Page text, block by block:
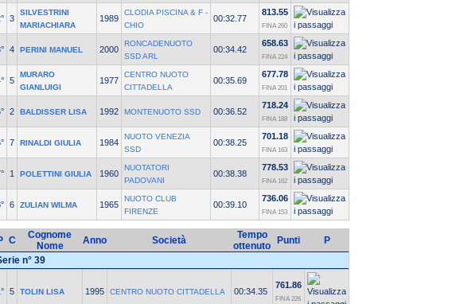
3
SILVESTRINI
MARIACHIARA
1989
CLODIA PISCINA & F -
CHIO
00:32.77
813.55
FINA 260
4 PERINI MANUEL 2000
RONCADENUOTO
SSD ARL
00:34.42
658.63
FINA 224
5
MURARO
GIANLUIGI
1977
CENTRO NUOTO
CITTADELLA
00:35.69
677.78
FINA 201
2 BALDISSER LISA 1992 MONTENUOTO SSD 00:36.52
718.24
FINA 188
7 RINALDI GIULIA 1984
NUOTO VENEZIA
SSD
00:38.25
701.18
FINA 163
1 POLETTINI GIULIA 1960
NUOTATORI
PADOVANI
00:38.38
778.53
FINA 162
6 ZULIAN WILMA 1965
NUOTO CLUB
FIRENZE
00:39.10
736.06
FINA 153
C
Cognome
Nome
Anno Società
Tempo
ottenuto
Punti
P
n° 39
5 TOLIN LISA 1995 CENTRO NUOTO CITTADELLA 00:34.35
761.86
FINA 226